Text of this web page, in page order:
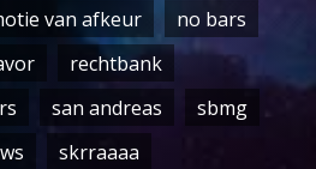
van afkeur
no bars
rechtbank
san andreas
sbmg
skrraaaa